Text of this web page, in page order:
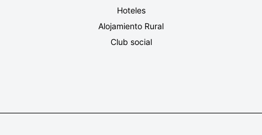
Hoteles
Alojamiento Rural
Club social